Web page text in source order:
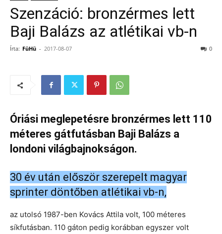
Szenzáció: bronzérmes lett
Baji Balázs az atlétikai vb-n
Írta: FüHü - 2017-08-07 0
Óriási meglepetésre bronzérmes lett 110
méteres gátfutásban Baji Balázs a
londoni világbajnokságon.
30 év után először szerepelt magyar
sprinter döntőben atlétikai vb-n,
az utolsó 1987-ben Kovács Attila volt, 100 méteres
síkfutásban. 110 gáton pedig korábban egyszer volt